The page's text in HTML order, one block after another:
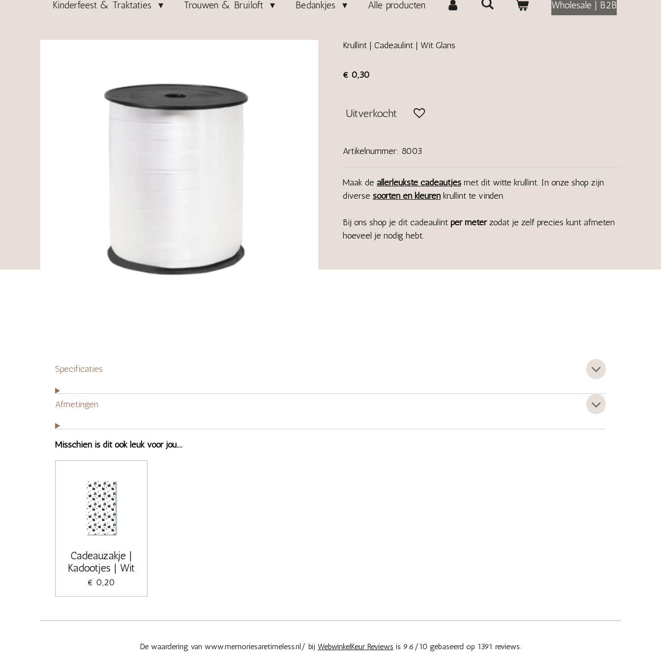
Kinderfeest & Traktaties Trouwen & Bruiloft Bedankjes Alle producten Wholesale | B2B
Krullint | Cadeaulint | Wit Glans
€ 0,30
Uitverkocht
Artikelnummer: 8003
Maak de allerleukste cadeautjes met dit witte krullint. In onze shop zijn
diverse soorten en kleuren krullint te vinden.
Bij ons shop je dit cadeaulint per meterzodat je zelf precies kunt afmeten
hoeveel je nodig hebt.
Specificaties
Afmetingen
Misschien is dit ook leuk voor jou....
Cadeauzakje |
Kadootjes | Wit
€ 0,20
De waardering van www.memoriesaretimeless.nl/ bij WebwinkelKeur Reviews is 9.6/10 gebaseerd op 1391 reviews.